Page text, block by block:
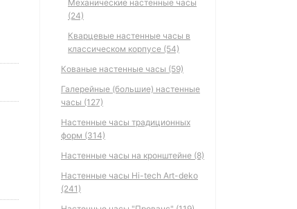
Механические настенные часы
(24)
Кварцевые настенные часы в
классическом корпусе (54)
Кованые настенные часы (59)
Галерейные (большие) настенные
часы (127)
Настенные часы традиционных
форм (314)
Настенные часы на кронштейне (8)
Настенные часы Hi-tech Art-deko
(241)